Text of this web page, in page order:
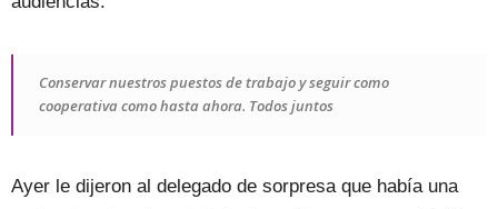
Conservar nuestros puestos de trabajo y seguir como
cooperativa como hasta ahora. Todos juntos
Ayer le dijeron al delegado de sorpresa que había una